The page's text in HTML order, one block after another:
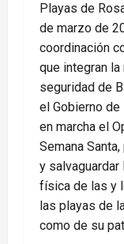
Playas de
de marzo de
coordinación
que integran
seguridad de
el Gobierno
en marcha el
Semana
y salvaguardar
física de las y
las playas de
como de su